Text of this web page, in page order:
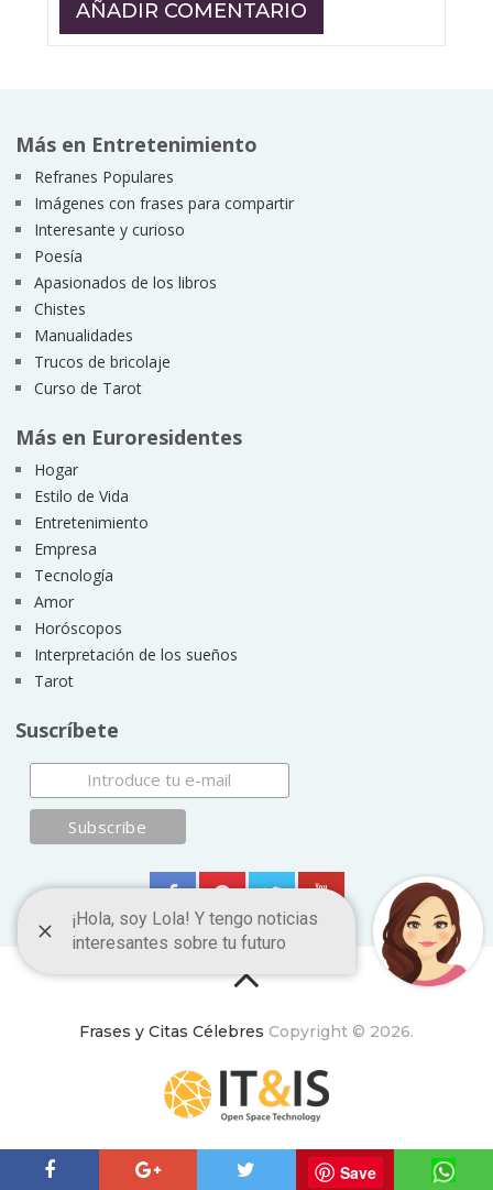
Más en Entretenimiento
Refranes Populares
Imágenes con frases para compartir
Interesante y curioso
Poesía
Apasionados de los libros
Chistes
Manualidades
Trucos de bricolaje
Curso de Tarot
Más en Euroresidentes
Hogar
Estilo de Vida
Entretenimiento
Empresa
Tecnología
Amor
Horóscopos
Interpretación de los sueños
Tarot
Suscríbete
Frases y Citas Célebres Copyright © 2026.
ItyIs Siglo XXI| Euroresidentes
Principios generales
(usuarios y equipo)
| Aviso legal| España
Save